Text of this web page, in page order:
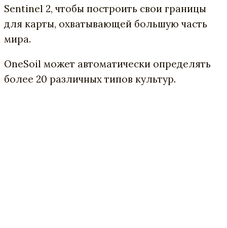
Sentinel 2, чтобы построить свои границы
для карты, охватывающей большую часть
мира.
OneSoil может автоматически определять
более 20 различных типов культур.